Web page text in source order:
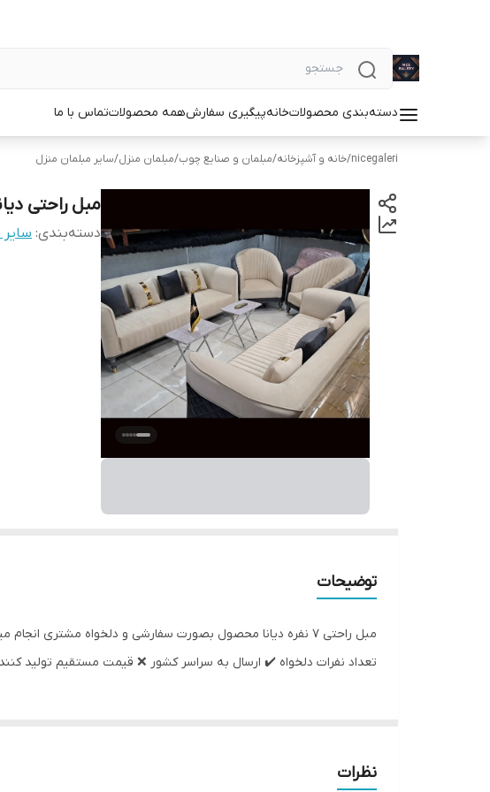
دسته‌بندی محصولاتخانهپیگیری سفارشهمه محصولاتتماس با ما
nicegaleri
/خانه و آشپزخانه/مبلمان و صنایع چوب/مبلمان منزل/سایر مبلمان منزل
مبل راحتی
دسته‌بندی: سایر
توضیحات
مبل راحتی ۷ نفره دیانا محصول بصورت سفارشی و
تعداد نفرات دلخواه ✔️ ارسال به سراسر کشور ❌️ قیمت مستقیم تولید
نظرات